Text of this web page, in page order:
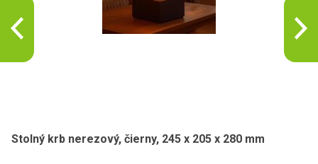
Stolný krb nerezový, čierny, 245 x 205 x 280 mm